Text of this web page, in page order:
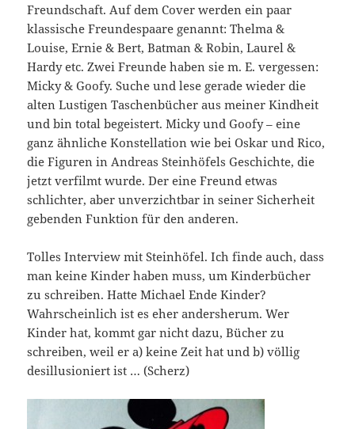
Freundschaft. Auf dem Cover werden ein paar
klassische Freundespaare genannt: Thelma &
Louise, Ernie & Bert, Batman & Robin, Laurel &
Hardy etc. Zwei Freunde haben sie m. E. vergessen:
Micky & Goofy. Suche und lese gerade wieder die
alten Lustigen Taschenbücher aus meiner Kindheit
und bin total begeistert. Micky und Goofy – eine
ganz ähnliche Konstellation wie bei Oskar und Rico,
die Figuren in Andreas Steinhöfels Geschichte, die
jetzt verfilmt wurde. Der eine Freund etwas
schlichter, aber unverzichtbar in seiner Sicherheit
gebenden Funktion für den anderen.
Tolles Interview mit Steinhöfel. Ich finde auch, dass
man keine Kinder haben muss, um Kinderbücher
zu schreiben. Hatte Michael Ende Kinder?
Wahrscheinlich ist es eher andersherum. Wer
Kinder hat, kommt gar nicht dazu, Bücher zu
schreiben, weil er a) keine Zeit hat und b) völlig
desillusioniert ist … (Scherz)